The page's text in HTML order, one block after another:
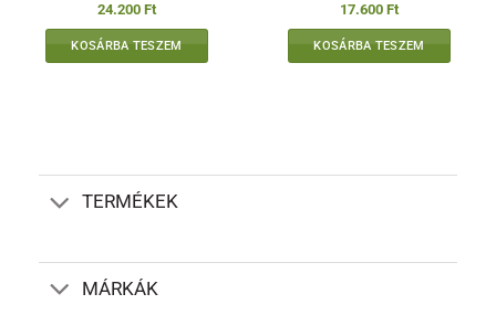
24.200 Ft
KOSÁRBA TESZEM
17.600 Ft
KOSÁRBA TESZEM
TERMÉKEK
MÁRKÁK